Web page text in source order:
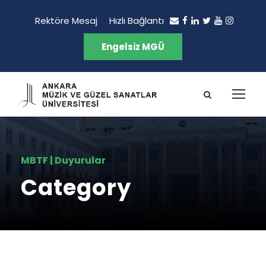
Rektöre Mesaj Hızlı Bağlantı
Engelsiz MGÜ
MBTF | Duyurular
Category